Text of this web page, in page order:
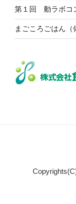
第１回 動ラボコ
まごころごはん（